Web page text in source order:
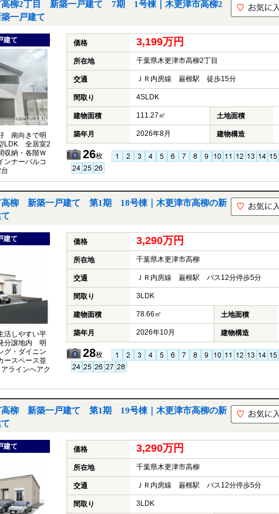
高柳2丁目 新築一戸建て 7期 1号棟｜木更津市高柳2
一戸建て
建て
南向きで明
LDK 全居室2
納・各階Ｗ
ンナーバルコ
価格 3,199万円
所在地 千葉県木更津市高柳2丁目
交通 ＪＲ内房線 巌根駅 徒歩15分
間取り 4SLDK
建物面積 111.27㎡ 土地面積
築年月 2026年8月 建物構造
26枚
高柳 新築一戸建て 第1期 18号棟｜木更津市高柳の新
建て
活しやすい平
分譲地内 明
グ・ダイニン
スペース並
ラインへアク
価格 3,290万円
所在地 千葉県木更津市高柳
交通 ＪＲ内房線 巌根駅 バス12分停歩5分
間取り 3LDK
建物面積 78.66㎡ 土地面積
築年月 2026年10月 建物構造
28枚
高柳 新築一戸建て 第1期 19号棟｜木更津市高柳の新
建て 価格 3,290万円
所在地 千葉県木更津市高柳
交通 ＪＲ内房線 巌根駅 バス12分停歩5分
間取り 3LDK